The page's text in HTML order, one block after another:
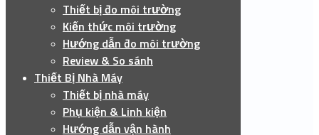
Thiết bị đo môi trường
Kiến thức môi trường
Hướng dẫn đo môi trường
Review & So sánh
Thiết Bị Nhà Máy
Thiết bị nhà máy
Phụ kiện & Linh kiện
Hướng dẫn vận hành